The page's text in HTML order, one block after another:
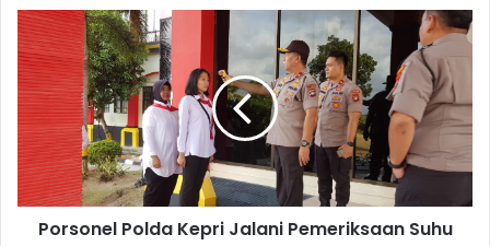
Porsonel Polda Kepri Jalani Pemeriksaan Suhu